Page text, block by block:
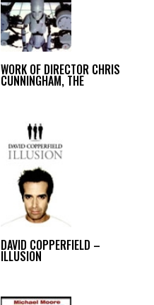
WORK OF DIRECTOR CHRIS
CUNNINGHAM, THE
DAVID COPPERFIELD –
ILLUSION